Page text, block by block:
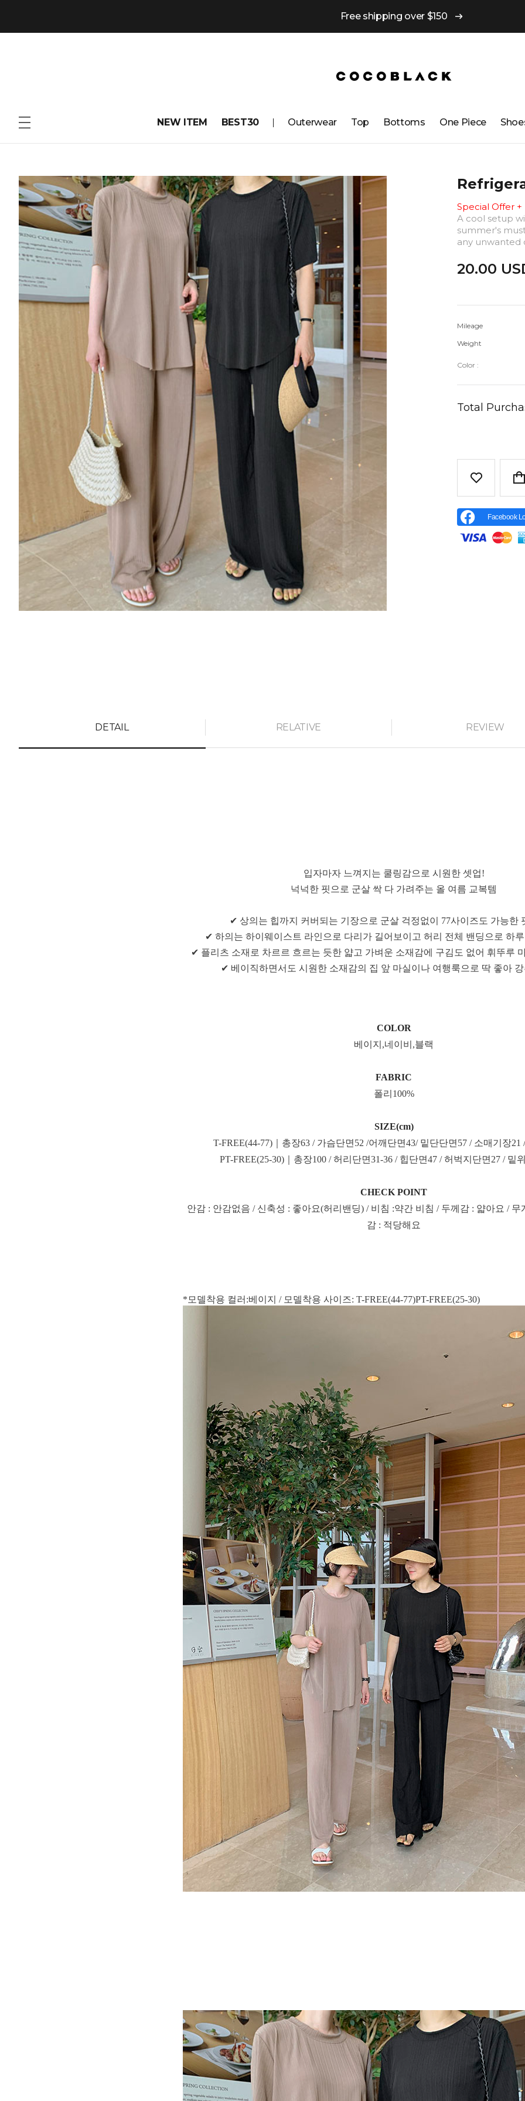
Free shipping over $150
NEW ITEM BEST30 Outerwear Top Bottoms One ​​Piece
Special Offer
A cool setup
summer's
any unwanted
20.00
Mileage
Weight
Color :
Total
Facebook
DETAIL RELATIVE REVIEW
입자마자 느껴지는 쿨링감으로 시원한 셋업!
넉넉한 핏으로 군살 싹 다 가려주는 올 여름 교복템
✔ 상의는 힙까지 커버되는 기장으로 군살 걱정없이 77사이즈도 가능한
✔ 하의는 하이웨이스트 라인으로 다리가 길어보이고 허리 전체 밴딩으로 하
✔ 플리츠 소재로 차르르 흐르는 듯한 얇고 가벼운 소재감에 구김도 없어 휘뚜루
✔ 베이직하면서도 시원한 소재감의 집 앞 마실이나 여행룩으로 딱 좋아
COLOR
베이지,네이비,블랙
FABRIC
폴리100%
SIZE(cm)
T-FREE(44-77)｜총장63 / 가슴단면52 /어깨단면43/ 밑단단면57 / 소매기장21
PT-FREE(25-30)｜총장100 / 허리단면31-36 / 힙단면47 / 허벅지단면27 / 밑
CHECK POINT
안감 : 안감없음 / 신축성 : 좋아요(허리밴딩) / 비침 :약간 비침 / 두께감 : 얇아요 / 무
감 : 적당해요
*모델착용 컬러:베이지 / 모델착용 사이즈: T-FREE(44-77)PT-FREE(25-30)